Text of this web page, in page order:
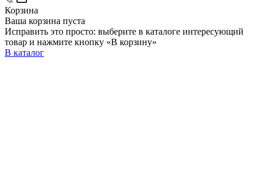
Корзина
Ваша корзина пуста
Исправить это просто: выберите в каталоге интересующий
товар и нажмите кнопку «В корзину»
В каталог